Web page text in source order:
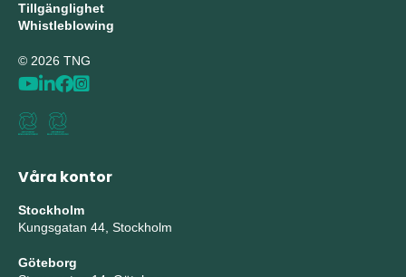
Tillgänglighet
Whistleblowing
© 2026 TNG
Våra kontor
Stockholm
Kungsgatan 44, Stockholm
Göteborg